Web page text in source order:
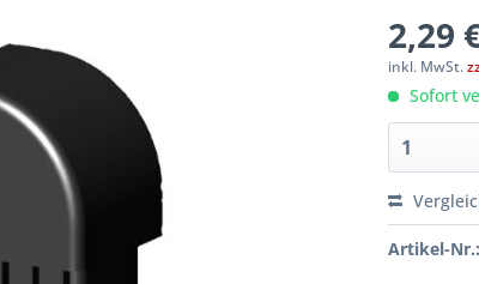
2,29
inkl. MwSt.
Sofort
Artikel-Nr.: